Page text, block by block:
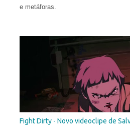
e metáforas.
Fight Dirty - Novo videoclipe de